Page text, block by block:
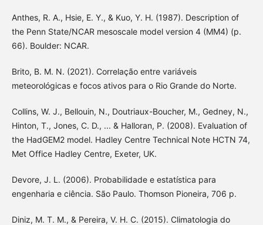
Anthes, R. A., Hsie, E. Y., & Kuo, Y. H. (1987). Description of
the Penn State/NCAR mesoscale model version 4 (MM4) (p.
66). Boulder: NCAR.
Brito, B. M. N. (2021). Correlação entre variáveis
meteorológicas e focos ativos para o Rio Grande do Norte.
Collins, W. J., Bellouin, N., Doutriaux-Boucher, M., Gedney, N.,
Hinton, T., Jones, C. D., ... & Halloran, P. (2008). Evaluation of
the HadGEM2 model. Hadley Centre Technical Note HCTN 74,
Met Office Hadley Centre, Exeter, UK.
Devore, J. L. (2006). Probabilidade e estatística para
engenharia e ciência. São Paulo. Thomson Pioneira, 706 p.
Diniz, M. T. M., & Pereira, V. H. C. (2015). Climatologia do